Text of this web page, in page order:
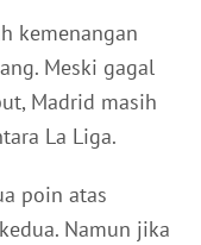
kemenangan
Meski gagal
Madrid masih
La Liga.
poin atas
Namun jika